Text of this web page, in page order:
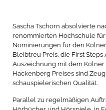
Sascha Tschorn absolvierte
renommierten Hochschule
Nominierungen für den
Bleibtreu Preis, die First Steps
Auszeichnung mit dem
Hackenberg Preises sind
schauspielerischen Qualität.
Parallel zu regelmäßigen